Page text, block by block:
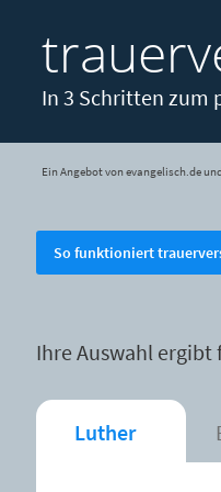
In 3 Schritten zum
Ein Angebot von evangelisch.de
So funktioniert
Ihre Auswahl ergibt
Luther